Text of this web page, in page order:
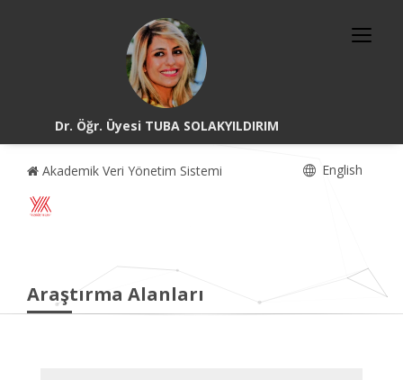
Dr. Öğr. Üyesi TUBA SOLAKYILDIRIM
Akademik Veri Yönetim Sistemi English
Araştırma Alanları